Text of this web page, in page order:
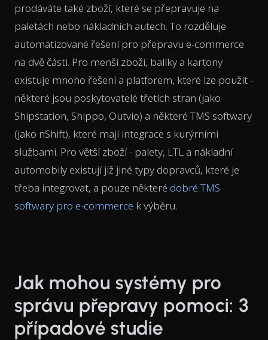
prodáváte také zboží, které se přepravuje na
paletách nebo nákladních autech. To rozděluje
automatizované řešení pro přepravu e-commerce
na dvě části. Pro menší zboží, balíky a kartony
existuje mnoho řešení a platforem, které lze použít -
některé jsou poskytovatelé třetích stran (jako
Shipstation, Shippo, Outvio) a některé TMS softwary
(jako nShift), které mají integrace s kurýrními
službami. Pro větší zboží - palety, LTL a nákladní
automobily existují již jiné typy dopravců, které je
třeba integrovat, a pouze některé dobré TMS
softwary pro e-commerce k výběru.
Jak mohou systémy pro
správu přepravy pomoci: 3
případové studie